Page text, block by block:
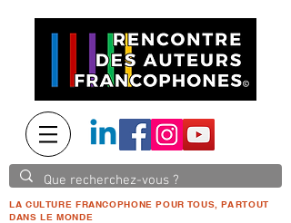
LA CULTURE FRANCOPHONE POUR TOUS, PARTOUT
DANS LE MONDE